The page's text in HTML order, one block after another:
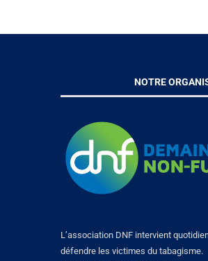
NOTRE
L’association DNF intervient
défendre les victimes du tabagisme.